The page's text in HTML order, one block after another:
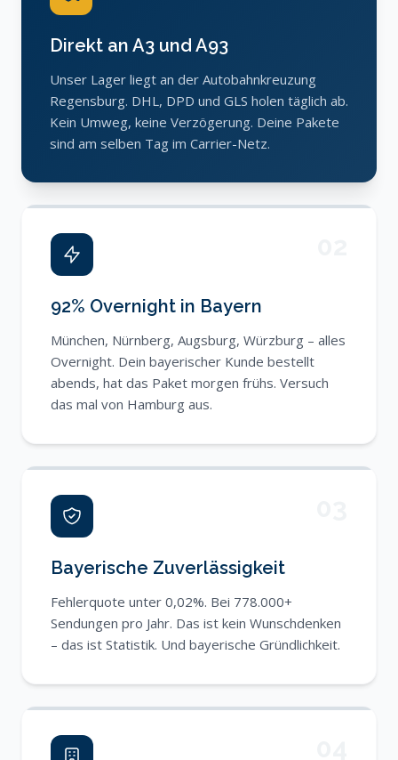
Direkt an A3 und A93
Unser Lager liegt an der Autobahnkreuzung
Regensburg. DHL, DPD und GLS holen täglich ab.
Kein Umweg, keine Verzögerung. Deine Pakete
sind am selben Tag im Carrier-Netz.
92% Overnight in Bayern
München, Nürnberg, Augsburg, Würzburg – alles
Overnight. Dein bayerischer Kunde bestellt
abends, hat das Paket morgen frühs. Versuch
das mal von Hamburg aus.
Bayerische Zuverlässigkeit
Fehlerquote unter 0,02%. Bei 778.000+
Sendungen pro Jahr. Das ist kein Wunschdenken
– das ist Statistik. Und bayerische Gründlichkeit.